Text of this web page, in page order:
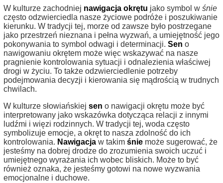
W kulturze zachodniej nawigacja okrętu jako symbol w śnie
często odzwierciedla nasze życiowe podróże i poszukiwanie
kierunku. W tradycji tej, morze od zawsze było postrzegane
jako przestrzeń nieznana i pełna wyzwań, a umiejętność jego
pokonywania to symbol odwagi i determinacji. Sen o
nawigowaniu okrętem może więc wskazywać na nasze
pragnienie kontrolowania sytuacji i odnalezienia właściwej
drogi w życiu. To także odzwierciedlenie potrzeby
podejmowania decyzji i kierowania się mądrością w trudnych
chwilach.
W kulturze słowiańskiej sen o nawigacji okrętu może być
interpretowany jako wskazówka dotycząca relacji z innymi
ludźmi i więzi rodzinnych. W tradycji tej, woda często
symbolizuje emocje, a okręt to nasza zdolność do ich
kontrolowania. Nawigacja w takim śnie może sugerować, że
jesteśmy na dobrej drodze do zrozumienia swoich uczuć i
umiejętnego wyrażania ich wobec bliskich. Może to być
również oznaka, że jesteśmy gotowi na nowe wyzwania
emocjonalne i duchowe.